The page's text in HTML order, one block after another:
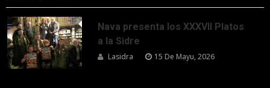
Nava presenta los XXXVII Platos
a la Sidre
Lasidra 15 De Mayu, 2026